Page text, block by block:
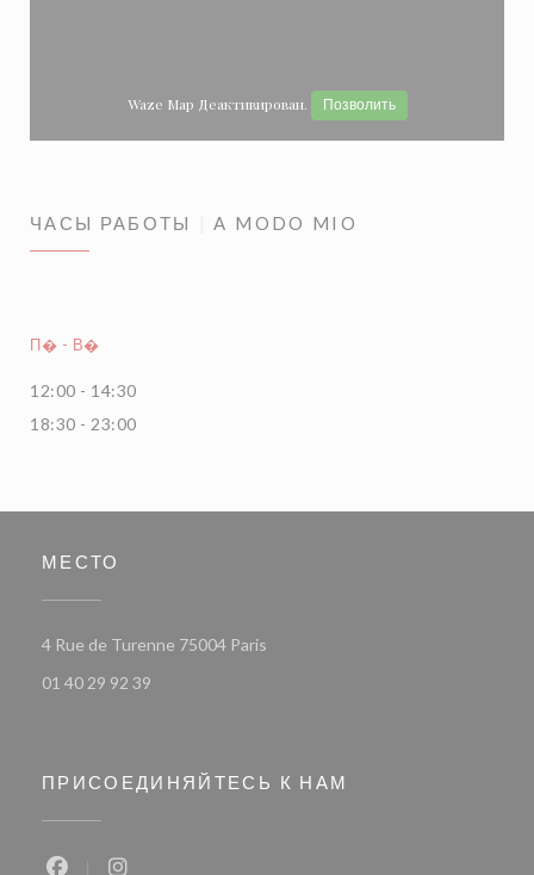
Waze Map Деактивирован. Позволить
ЧАСЫ РАБОТЫ A MODO MIO
П� - В�
12:00 - 14:30
18:30 - 23:00
МЕСТО
4 Rue de Turenne 75004 Paris
01 40 29 92 39
ПРИСОЕДИНЯЙТЕСЬ К НАМ